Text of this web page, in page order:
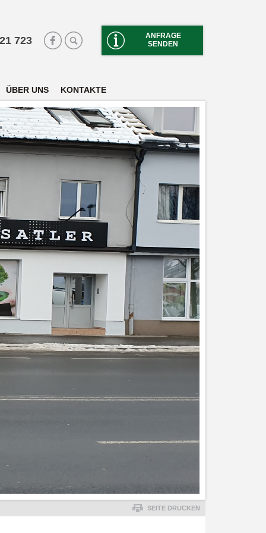
ANFRAGE
SENDEN
723
ÜBER UNS KONTAKTE
SEITE DRUCKEN